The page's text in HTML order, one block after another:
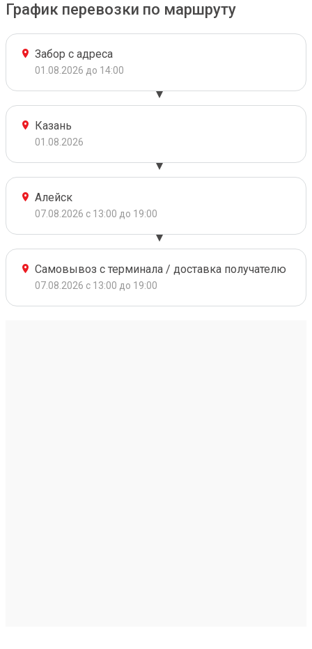
График перевозки по маршруту
Забор с адреса
01.08.2026 до 14:00
Казань
01.08.2026
Алейск
07.08.2026 с 13:00 до 19:00
Самовывоз с терминала / доставка получателю
07.08.2026 с 13:00 до 19:00